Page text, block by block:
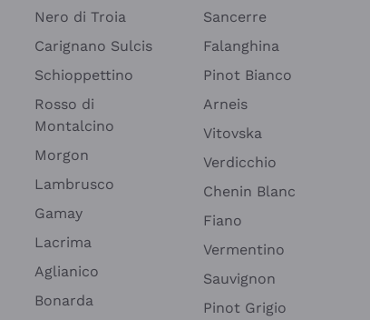
Nero di Troia
Carignano Sulcis
Schioppettino
Rosso di
Montalcino
Morgon
Lambrusco
Gamay
Lacrima
Aglianico
Bonarda
Sancerre
Falanghina
Pinot Bianco
Arneis
Vitovska
Verdicchio
Chenin Blanc
Fiano
Vermentino
Sauvignon
Pinot Grigio